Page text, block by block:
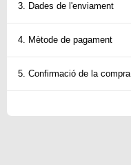
3. Dades de l'enviament
4. Mètode de pagament
5. Confirmació de la compra